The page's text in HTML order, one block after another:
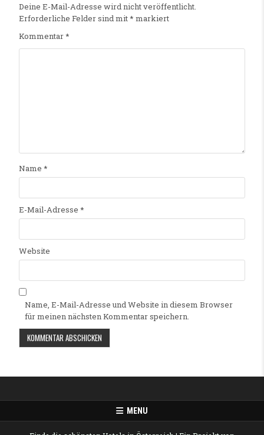
Deine E-Mail-Adresse wird nicht veröffentlicht.
Erforderliche Felder sind mit* markiert
Kommentar*
Name *
E-Mail-Adresse *
Website
Name, E-Mail-Adresse und Website in diesem Browser
für meinen nächsten Kommentar speichern.
MENU